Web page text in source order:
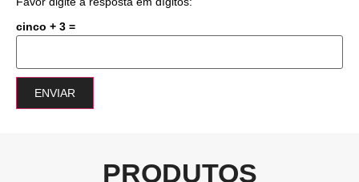
cinco + 3 =
PRODUTOS